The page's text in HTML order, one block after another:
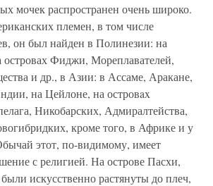
мочек распространен очень широко.
племен, в том числе
он был найден в Полинезии: на
островах Фиджи, Мореплавателей,
и др., в Азии: в Ассаме, Аракане,
на Цейлоне, на островax
Никобарских, Адмиралтейства,
кроме того, в Африке и у
этот, по-видимому, имеет
с религией. На острове Пасхи,
искусственно растянуты до плеч,